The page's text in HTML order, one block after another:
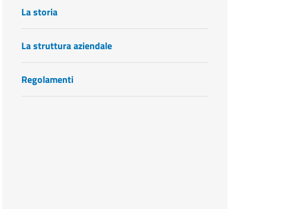
La storia
La struttura aziendale
Regolamenti